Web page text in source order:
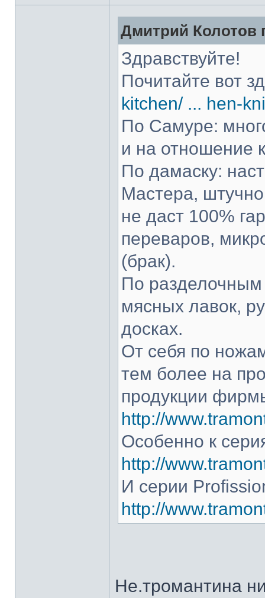
Дмитрий Колотов
Здравствуйте!
Почитайте вот
kitchen/ ... hen-
По Самуре:
и на отношение
По дамаску:
Мастера,
не даст 100%
переваров,
(брак).
По разделочным
мясных лавок,
досках.
От себя по
тем более на
продукции
http://
Особенно к
http://
И серии
http://
Не.тромантина